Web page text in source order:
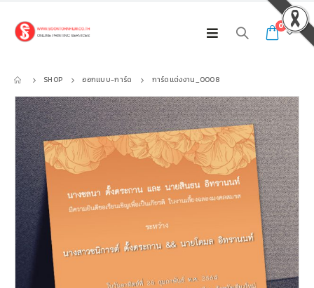
0
SHOP ออกแบบ-การ์ด การ์ดแต่งงาน_0008
พิมพ์ไวนิล 150X80cm._009 พิมพ์ไวนิล 150X80cm._009